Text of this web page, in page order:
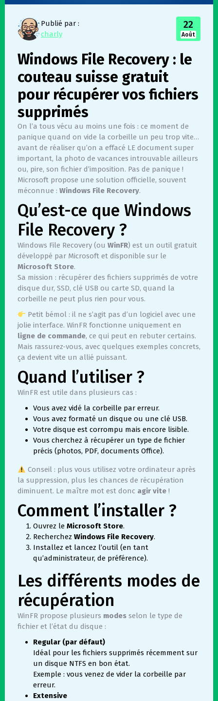
Publié par :
charly
22
Août
Windows File Recovery : le
couteau suisse gratuit
pour récupérer vos fichiers
supprimés
On l’a tous vécu au moins une fois : ce moment de
panique quand on vide la corbeille un peu trop vite…
avant de réaliser qu’on a effacé LE document super
important, la photo de vacances introuvable ailleurs
ou, pire, son fichier d’imposition. Pas de panique !
Microsoft propose une solution officielle, souvent
méconnue : Windows File Recovery.
Qu’est-ce que Windows
File Recovery ?
Windows File Recovery (ou WinFR) est un outil gratuit
développé par Microsoft et disponible sur le
Microsoft Store.
Sa mission : récupérer des fichiers supprimés de votre
disque dur, SSD, clé USB ou carte SD, quand la
corbeille ne peut plus rien pour vous.
Petit bémol : il ne s’agit pas d’un logiciel avec une
jolie interface. WinFR fonctionne uniquement en
ligne de commande, ce qui peut en rebuter certains.
Mais rassurez-vous, avec quelques exemples concrets,
ça devient vite un allié puissant.
Quand l’utiliser ?
WinFR est utile dans plusieurs cas :
Vous avez vidé la corbeille par erreur.
Vous avez formaté un disque ou une clé USB.
Votre disque est corrompu mais encore lisible.
Vous cherchez à récupérer un type de fichier
précis (photos, PDF, documents Office).
Conseil : plus vous utilisez votre ordinateur après
la suppression, plus les chances de récupération
diminuent. Le maître mot est donc agir vite !
Comment l’installer ?
Ouvrez le Microsoft Store.
Recherchez Windows File Recovery.
Installez et lancez l’outil (en tant
qu’administrateur, de préférence).
Les différents modes de
récupération
WinFR propose plusieurs modes selon le type de
fichier et l’état du disque :
Regular (par défaut)
Idéal pour les fichiers supprimés récemment sur
un disque NTFS en bon état.
Exemple : vous venez de vider la corbeille par
erreur.
Extensive